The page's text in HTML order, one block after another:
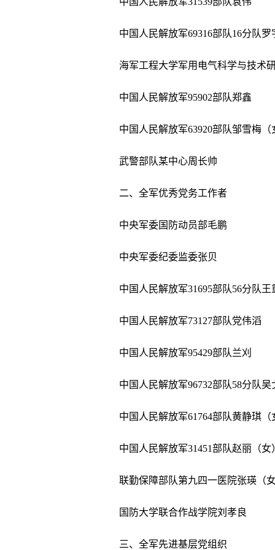
中国人民解放军69316部队16分队罗
海军工程大学军用电气科学与技术
中国人民解放军95902部队郑鑫
中国人民解放军63920部队邹雪梅（
武警部队某中心周长帅
二、全军优秀党务工作者
中央军委国防动员部毛鹏
中央军委纪委监委张贝
中国人民解放军31695部队56分队王
中国人民解放军73127部队党伟滔
中国人民解放军95429部队兰刈
中国人民解放军96732部队58分队吴
中国人民解放军61764部队黄静琪（
中国人民解放军31451部队赵丽（女
联勤保障部队第九四一医院张瑛（女
国防大学联合作战学院刘孝良
三、全军先进基层党组织